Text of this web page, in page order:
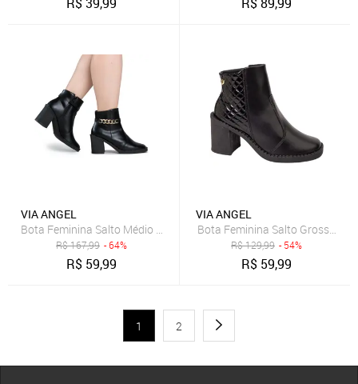
VIA ANGEL
Bota Feminina Salto Médio Grosso Cano Baixo Ankle Boot Corrente
R$167,99 - 64%
R$ 59,99
VIA ANGEL
R$129,99 - 54%
R$ 59,99
1 2